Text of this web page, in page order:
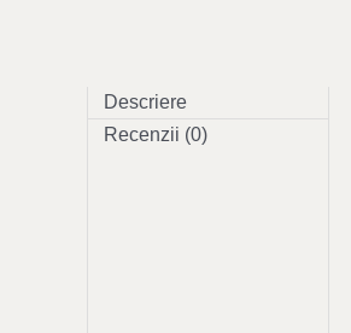
Descriere
Recenzii (0)